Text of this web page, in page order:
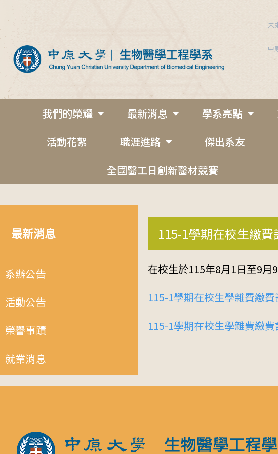
未
中
我們的榮耀 最新消息 學系亮點
活動花絮
職涯進路 傑出系友
全國醫工日創新醫材競賽
最新消息
系辦公告
活動公告
榮譽事蹟
就業消息
115-1學期在校生繳費
在校生於115年8月1日至9
115-1學期在校生學雜費繳
115-1學期在校生學雜費繳